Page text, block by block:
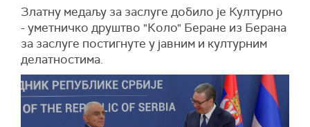
Златну медаљу за заслуге добило је Културно
- уметничко друштво "Коло" Беране из Берана
за заслуге постигнуте у јавним и културним
делатностима.